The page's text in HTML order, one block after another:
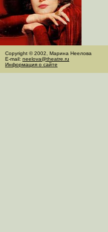
Copyright © 2002, Марина Неелова
E-mail: neelova@theatre.ru
Информация о сайте